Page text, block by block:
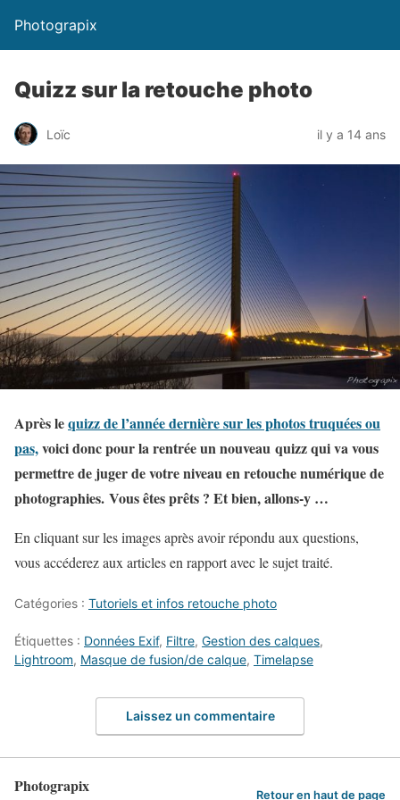
Photograpix
Quizz sur la retouche photo
Loïc il y a 14 ans
Après lequizz de l’année dernière sur les photos truquées ou
pas,voici donc pour la rentrée un nouveau quizz qui va vous
permettre de juger de votre niveau en retouche numérique de
photographies. Vous êtes prêts ? Et bien, allons-y …
En cliquant sur les images après avoir répondu aux questions,
vous accéderez aux articles en rapport avec le sujet traité.
Catégories : Tutoriels et infos retouche photo
Étiquettes : Données Exif, Filtre, Gestion des calques,
Lightroom, Masque de fusion/de calque, Timelapse
Laissez un commentaire
Photograpix Retour en haut de page